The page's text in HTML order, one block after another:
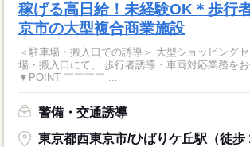
稼げる高日給！未経験OK＊歩行
京市の大型複合商業施設
＜駐車場・搬入口での誘導＞ 大型ショッピングセンター内の駐車
場・搬入口にて、 歩行者誘導・車両対応業務をお
▼POINT ￣￣￣￣ ...
警備・交通誘導
東京都西東京市/ひばりケ丘駅（徒歩